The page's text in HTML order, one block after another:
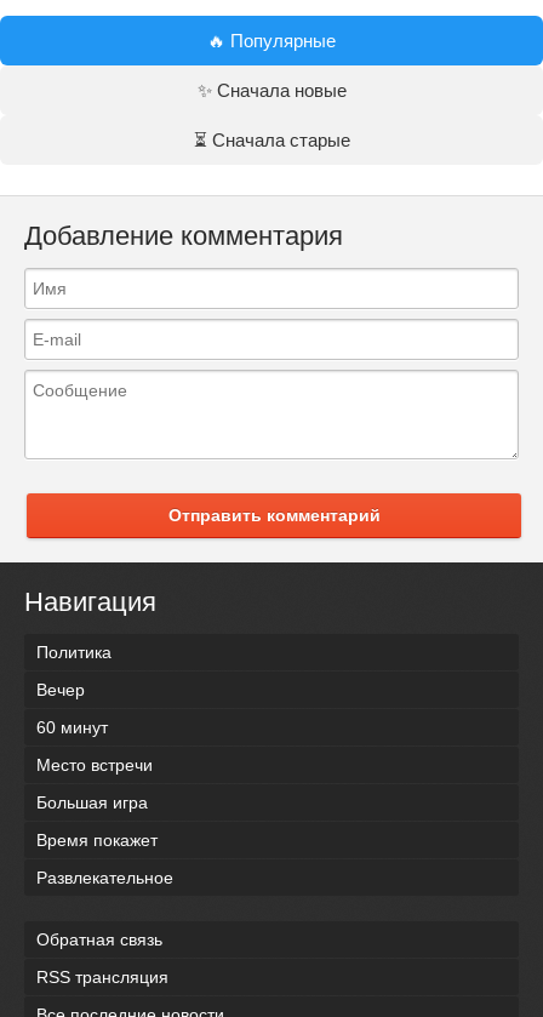
🔥 Популярные
✨ Сначала новые
⏳ Сначала старые
Добавление комментария
Отправить комментарий
Навигация
Политика
Вечер
60 минут
Место встречи
Большая игра
Время покажет
Развлекательное
Обратная связь
RSS трансляция